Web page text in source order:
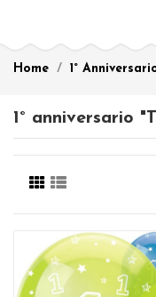
Home 1°
1° anniversario